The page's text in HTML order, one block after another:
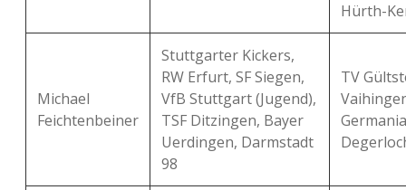
Hürth-
Michael
Feichtenbeiner
Stuttgarter Kickers,
RW Erfurt, SF Siegen,
VfB Stuttgart (Jugend),
TSF Ditzingen, Bayer
Uerdingen, Darmstadt
98
TV
Germania